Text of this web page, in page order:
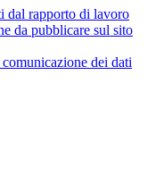
dal rapporto di lavoro
da pubblicare sul sito
dei dati